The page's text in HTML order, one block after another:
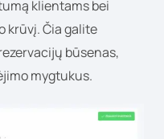
klientams bei
krūvį. Čia galite
būsenas,
mygtukus.